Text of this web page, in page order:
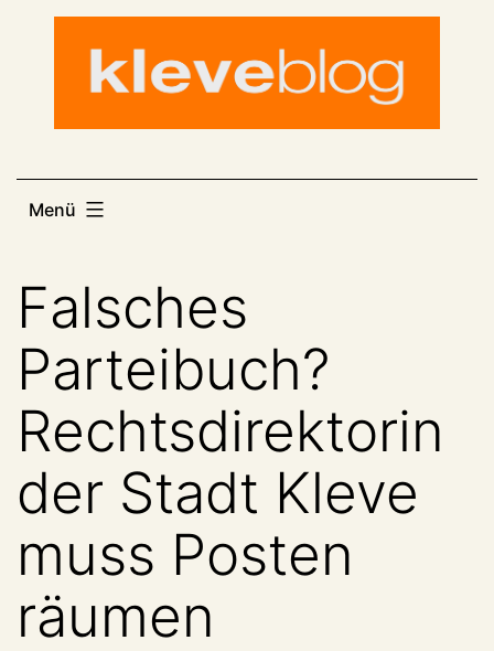
Menü
Falsches
Parteibuch?
Rechtsdirektorin
der Stadt Kleve
muss Posten
räumen